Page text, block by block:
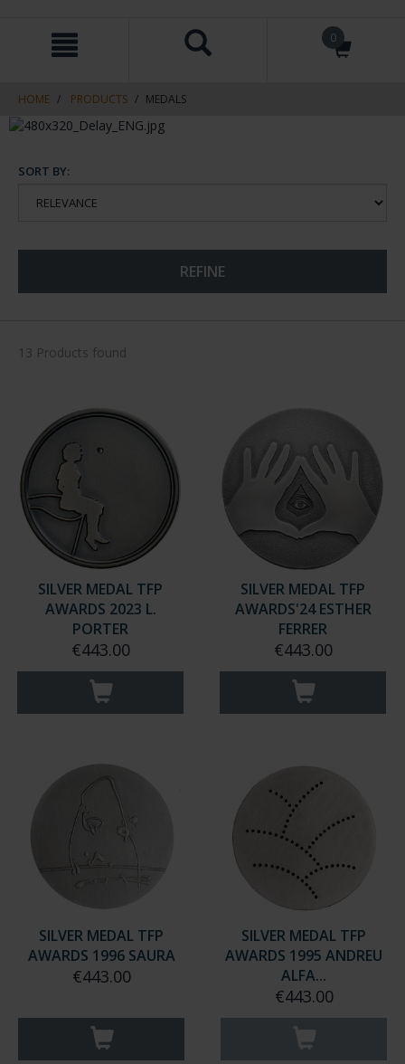
navigation
0
HOME PRODUCTS MEDALS
SORT BY:
REFINE
13 Products found
SILVER MEDAL TFP
AWARDS 2023 L.
PORTER
€443.00
SILVER MEDAL TFP
AWARDS'24 ESTHER
FERRER
€443.00
SILVER MEDAL TFP
AWARDS 1996 SAURA
€443.00
SILVER MEDAL TFP
AWARDS 1995 ANDREU
ALFA...
€443.00